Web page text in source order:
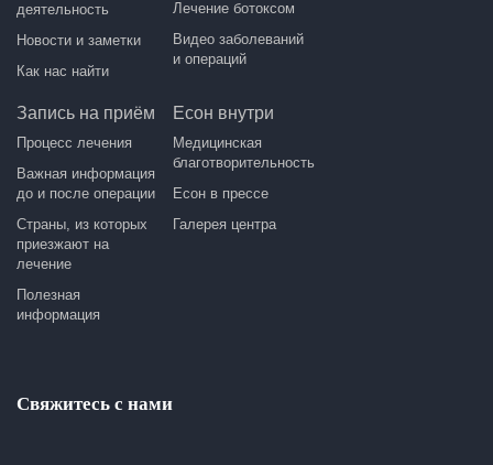
деятельность
Новости и заметки
Как нас найти
Лечение ботоксом
Видео заболеваний
и операций
Запись на приём
Процесс лечения
Важная информация
до и после операции
Страны, из которых
приезжают на
лечение
Полезная
информация
Есон внутри
Медицинская
благотворительность
Есон в прессе
Галерея центра
Свяжитесь с нами